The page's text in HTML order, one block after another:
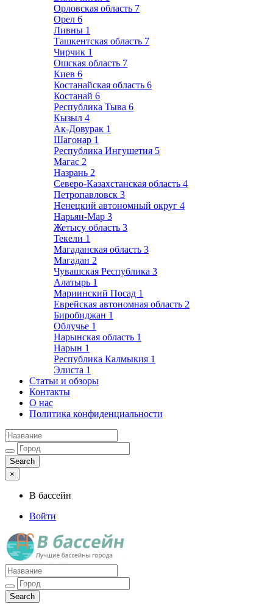
Орловская область 7
Орел 6
Ливны 1
Ташкентская область 7
Чирчик 1
Ошская область 7
Киев 6
Костанайская область 6
Костанай 6
Республика Тыва 6
Кызыл 4
Ак-Довурак 1
Шагонар 1
Республика Ингушетия 5
Магас 2
Назрань 2
Северо-Казахстанская область 4
Петропавловск 3
Ненецкий автономный округ 4
Нарьян-Мар 3
Жетысу область 3
Текели 1
Магаданская область 3
Магадан 2
Чувашская Республика 3
Алатырь 1
Мариинский Посад 1
Еврейская автономная область 2
Биробиджан 1
Облучье 1
Нарынская область 1
Нарын 1
Республика Калмыкия 1
Элиста 1
Статьи и обзоры
Контакты
О нас
Политика конфиденциальности
×
В бассейн
Войти
Лучшие бассейны города